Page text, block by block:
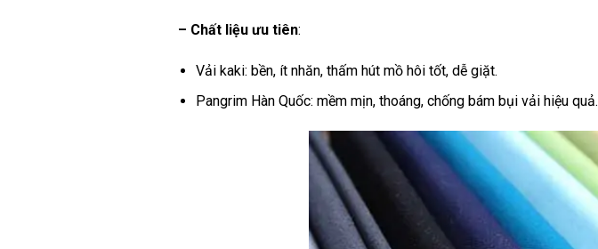
– Chất liệu ưu tiên:
Vải kaki: bền, ít nhăn, thấm hút mồ hôi tốt, dễ giặt.
Pangrim Hàn Quốc: mềm mịn, thoáng, chống bám bụi vải hiệu quả.